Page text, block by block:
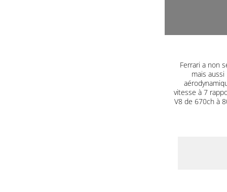
Ferrari a non
mais
vitesse à 7
V8 de 670ch à